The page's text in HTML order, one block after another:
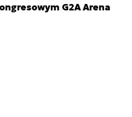
G2A Arena